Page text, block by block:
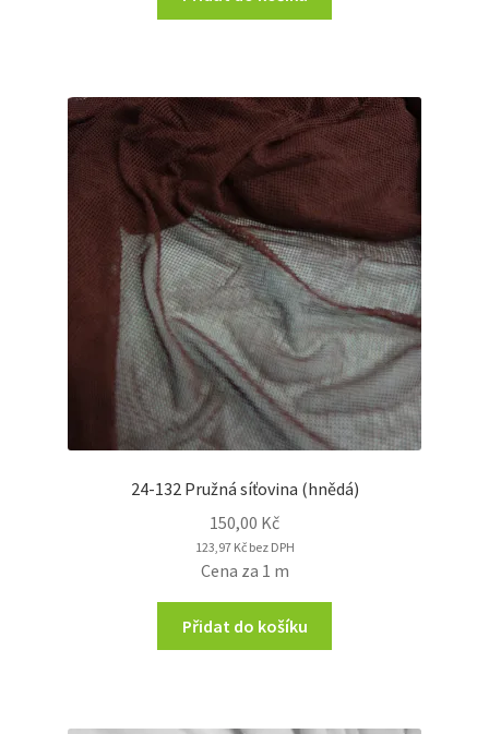
24-132 Pružná síťovina (hnědá)
150,00 Kč
123,97 Kčbez DPH
Cena za 1 m
Přidat do košíku